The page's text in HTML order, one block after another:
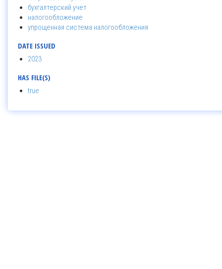
бухгалтерский учет
налогообложение
упрощенная система налогообложения
DATE ISSUED
2023
HAS FILE(S)
true